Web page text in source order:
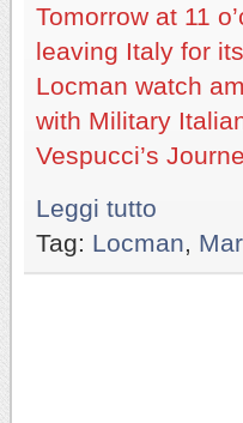
Tomorrow at 11
leaving Italy for
Locman watch
with Military
Vespucci’s
Leggi tutto
Tag: Locman